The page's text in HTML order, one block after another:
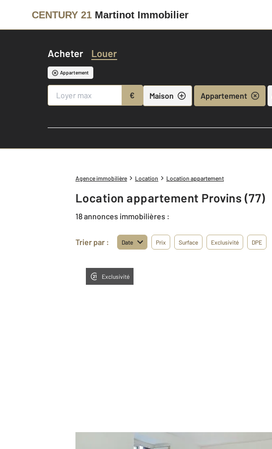
CENTURY 21 Martinot Immobilier
Acheter Louer
Appartement
€ Maison Appartement
Agence immobilière Location Location appartement
Location appartement Provins (77)
18 annonces immobilières :
Trier par : Date Prix Surface Exclusivité DPE
Exclusivité